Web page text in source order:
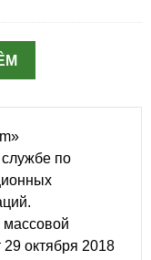
по
массовой
октября 2018